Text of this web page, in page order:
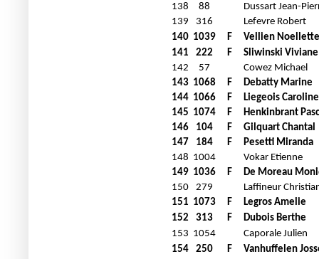
138
88
Dussart Jean-
139
316
Lefevre Robert
140 1039 F
Vellien Noellette
141
222 F
Sliwinski Viviane
142
57
Cowez Michael
143 1068 F
Debatty Marine
144 1066 F
Liegeois Caroline
145 1074 F
Henkinbrant
146
104 F
Gilquart Chantal
147
184 F
Pesetti Miranda
148 1004
Vokar Etienne
149 1036 F
De Moreau
150
279
Laffineur
151 1073 F
Legros Amelie
152
313 F
Dubois Berthe
153 1054
Caporale Julien
154
250 F
Vanhuffelen